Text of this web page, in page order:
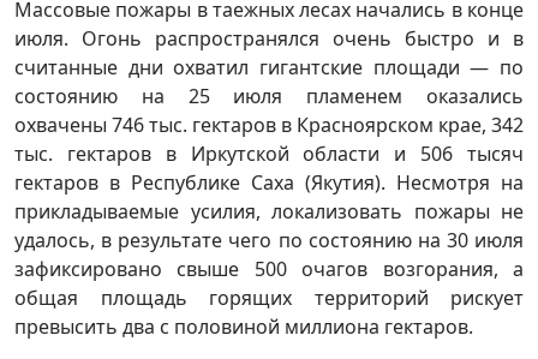
Массовые пожары в таежных лесах начались в конце
июля. Огонь распространялся очень быстро и в
считанные дни охватил гигантские площади — по
состоянию на 25 июля пламенем оказались
охвачены 746 тыс. гектаров в Красноярском крае, 342
тыс. гектаров в Иркутской области и 506 тысяч
гектаров в Республике Саха (Якутия). Несмотря на
прикладываемые усилия, локализовать пожары не
удалось, в результате чего по состоянию на 30 июля
зафиксировано свыше 500 очагов возгорания, а
общая площадь горящих территорий рискует
превысить два с половиной миллиона гектаров.